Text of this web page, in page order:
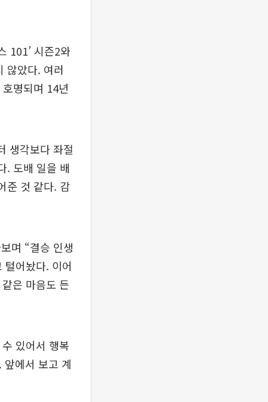
101’ 시즌2와
않았다. 여러
명되며 14년
생각보다 좌절
. 도배 일을 배
준 것 같다. 감
며 “결승 인생
어놨다. 이어
은 마음도 든
있어서 행복
에서 보고 계